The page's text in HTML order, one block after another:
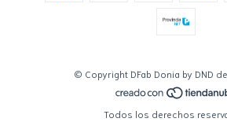
© Copyright DFab Donia by DND
Todos los derechos